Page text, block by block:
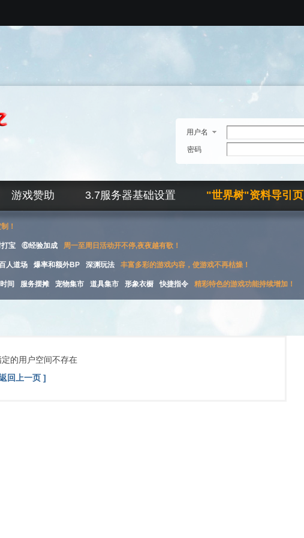
用户名
密码
游戏赞助 3.7服务器基础设置 "世界树"资料导引页
！
宝 ⑥经验加成 周一至周日活动开不停,夜夜越有歌！
人道场 爆率和额外BP 深渊玩法 丰富多彩的游戏内容，使游戏不再枯燥！
间 服务摆摊 宠物集市 道具集市 形象衣橱 快捷指令 精彩特色的游戏功能持续增加！
的用户空间不存在
回上一页 ]